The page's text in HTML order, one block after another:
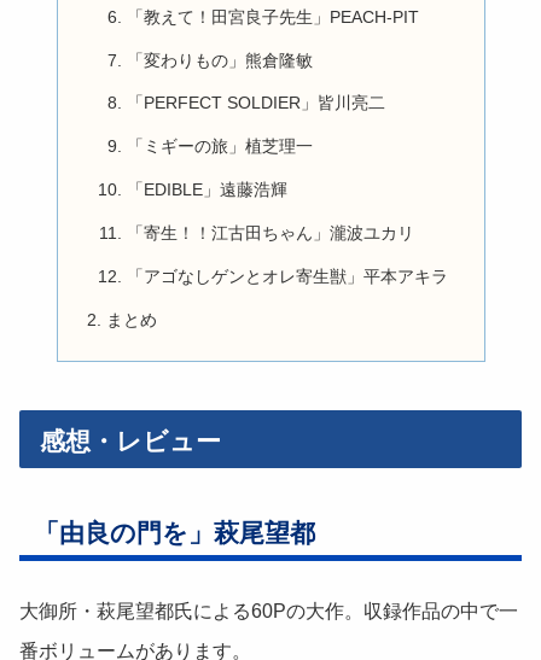
「教えて！田宮良子先生」PEACH-PIT
「変わりもの」熊倉隆敏
「PERFECT SOLDIER」皆川亮二
「ミギーの旅」植芝理一
「EDIBLE」遠藤浩輝
「寄生！！江古田ちゃん」瀧波ユカリ
「アゴなしゲンとオレ寄生獣」平本アキラ
まとめ
感想・レビュー
「由良の門を」萩尾望都
大御所・萩尾望都氏による60Pの大作。収録作品の中で一
番ボリュームがあります。